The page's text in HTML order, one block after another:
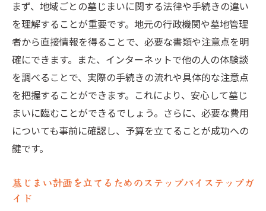
まず、地域ごとの墓じまいに関する法律や手続きの違い
を理解することが重要です。地元の行政機関や墓地管理
者から直接情報を得ることで、必要な書類や注意点を明
確にできます。また、インターネットで他の人の体験談
を調べることで、実際の手続きの流れや具体的な注意点
を把握することができます。これにより、安心して墓じ
まいに臨むことができるでしょう。さらに、必要な費用
についても事前に確認し、予算を立てることが成功への
鍵です。
墓じまい計画を立てるためのステップバイステップガ
イド